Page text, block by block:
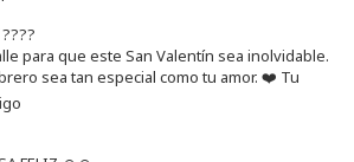
para que este San Valentín sea inolvidable.
sea tan especial como tu amor. ❤️ Tu